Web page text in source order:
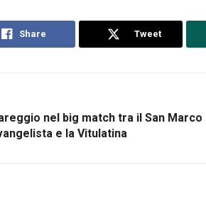
Share Tweet
nel big match tra il San Marco
e la Vitulatina